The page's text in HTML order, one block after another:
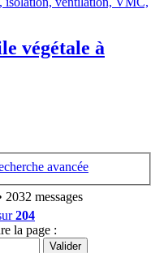
végétale à
avancée
2032 messages
204
la page :